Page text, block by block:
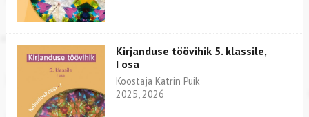
Kirjanduse töövihik 5. klassile,
I osa
Koostaja Katrin Puik
2025, 2026